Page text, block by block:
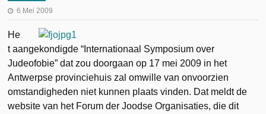
6 Mei 2009
He
t aangekondigde “Internationaal Symposium over
Judeofobie” dat zou doorgaan op 17 mei 2009 in het
Antwerpse provinciehuis zal omwille van onvoorzien
omstandigheden niet kunnen plaats vinden. Dat meldt de
website van het Forum der Joodse Organisaties, die dit